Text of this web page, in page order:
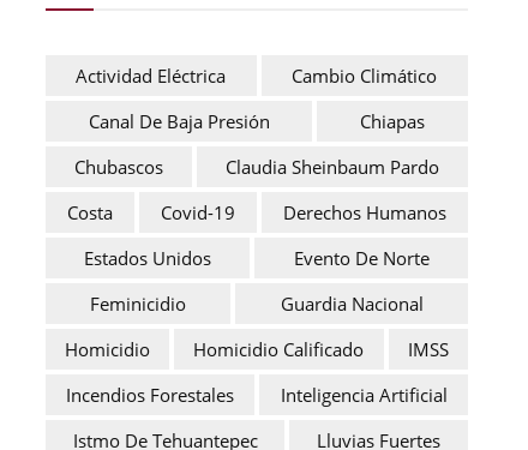
Actividad Eléctrica
Cambio Climático
Canal De Baja Presión
Chiapas
Chubascos
Claudia Sheinbaum Pardo
Costa
Covid-19
Derechos Humanos
Estados Unidos
Evento De Norte
Feminicidio
Guardia Nacional
Homicidio
Homicidio Calificado
IMSS
Incendios Forestales
Inteligencia Artificial
Istmo De Tehuantepec
Lluvias Fuertes